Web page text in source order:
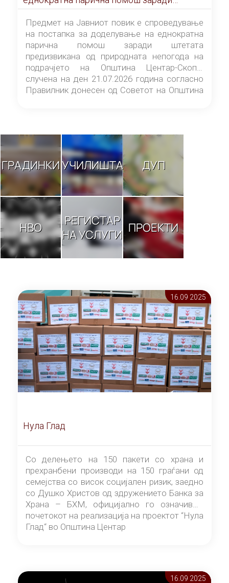
штетата предизвикана од природната
непогода на подрачјето на Општина
Центар-Скопје случена на ден 21.07.2026
година
Предмет на Јавниот повик е спроведување
на постапка за доделување на еднократна
парична помош заради штетата
предизвикана од природната непогода на
подрачјето на Општина Центар-Скопје
случена на ден 21.07.2026 година согласно
Правилник донесен од Советот на Општина
ГРАДИНКИУЧИЛИШТА ДУП
НВО
РЕГИСТАР
НА УСЛУГИ ПРОЕКТИ
16.09 2025
Нула Глад
Со делењето на 150 пакети со храна и
прехранбени производи на 150 граѓани од
семејства со висок социјален ризик, заедно
со Душко Христов од здружението Банка за
Храна – БХМ, официјално го означивме
почетокот на реализација на проектот “Нула
Глад“ во Општина Центар
16.09 2025